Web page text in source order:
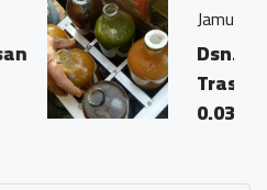
Jamu Tradisisional Madun
Dsn. Sengon RT04/03
Trasan Kec. Bandongan
0.03 KM